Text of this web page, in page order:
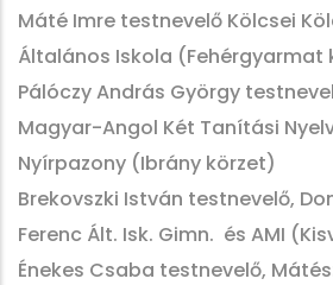
Máté Imre testnevelő Kölcsei
Általános Iskola (Fehérgyarmat
Pálóczy András György
Magyar-Angol Két Tanítási
Nyírpazony (Ibrány körzet)
Brekovszki István testnevelő,
Ferenc Ált. Isk. Gimn. és AMI
Énekes Csaba testnevelő,